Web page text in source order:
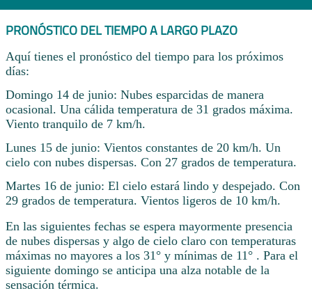
PRONÓSTICO DEL TIEMPO A LARGO PLAZO
Aquí tienes el pronóstico del tiempo para los próximos
días:
Domingo 14 de junio: Nubes esparcidas de manera
ocasional. Una cálida temperatura de 31 grados máxima.
Viento tranquilo de 7 km/h.
Lunes 15 de junio: Vientos constantes de 20 km/h. Un
cielo con nubes dispersas. Con 27 grados de temperatura.
Martes 16 de junio: El cielo estará lindo y despejado. Con
29 grados de temperatura. Vientos ligeros de 10 km/h.
En las siguientes fechas se espera mayormente presencia
de nubes dispersas y algo de cielo claro con temperaturas
máximas no mayores a los 31° y mínimas de 11° . Para el
siguiente domingo se anticipa una alza notable de la
sensación térmica.